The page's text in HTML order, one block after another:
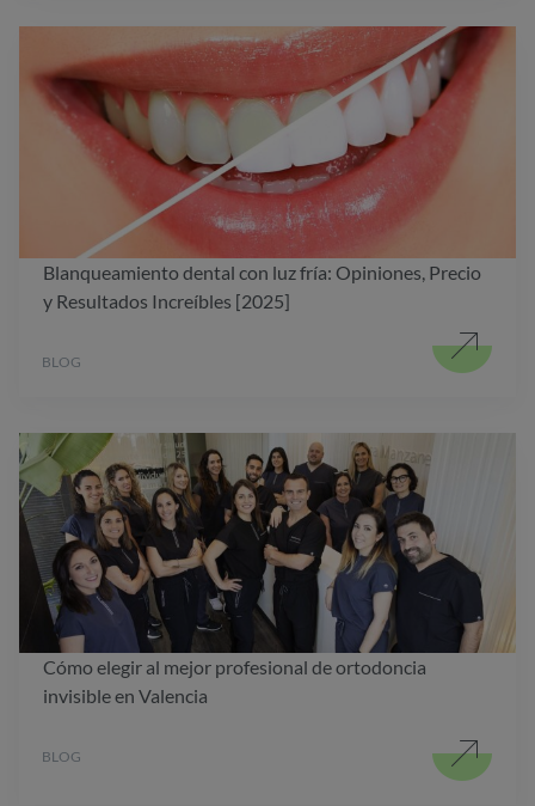
Blanqueamiento dental con luz fría: Opiniones, Precio
y Resultados Increíbles [2025]
BLOG
Cómo elegir al mejor profesional de ortodoncia
invisible en Valencia
BLOG